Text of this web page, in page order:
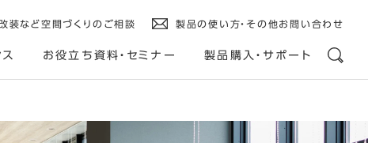
改装など空間づくりのご相談 製品の使い方・その他お問い合わせ
お役立ち資料・セミナー 製品購入・サポート